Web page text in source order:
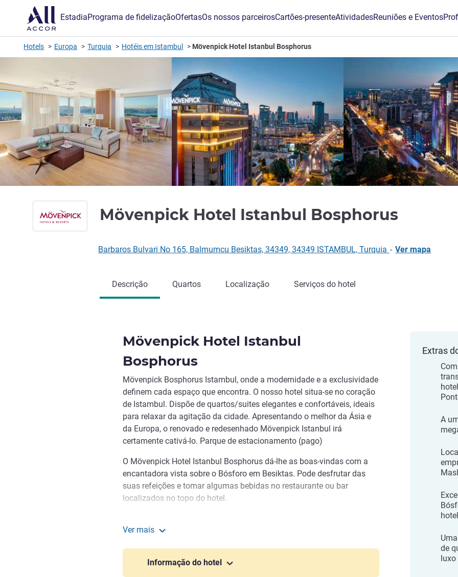
EstadiaPrograma de fidelizaçãoOfertasOs nossos parceirosCartões-presenteAtividadesReuniões e Eventos
Hotels Europa Turquia Hotéis em Istambul Mövenpick Hotel Istanbul Bosphorus
Mövenpick Hotel Istanbul Bosphorus
Barbaros Bulvari No 165, Balmumcu Besiktas, 34349, 34349 ISTAMBUL, Turquia - Ver mapa
Descrição Quartos Localização Serviços do hotel
Mövenpick Hotel Istanbul
Bosphorus
Mövenpick Bosphorus Istambul, onde a modernidade e a exclusividade
definem cada espaço que encontra. O nosso hotel situa-se no coração
de Istambul. Dispõe de quartos/suites elegantes e confortáveis, ideais
para relaxar da agitação da cidade. Apresentando o melhor da Ásia e
da Europa, o renovado e redesenhado Mövenpick Istanbul irá
certamente cativá-lo. Parque de estacionamento (pago)
O Mövenpick Hotel Istanbul Bosphorus dá-lhe as boas-vindas com a
encantadora vista sobre o Bósforo em Besiktas. Pode desfrutar das
suas refeições e tomar algumas bebidas no restaurante ou bar
localizados no topo do hotel.
locais para ir a qualquer parte da cidade. Com estações de autocarros
Ver mais
Informação do hotel
Extras
A
hotel
de
luxo